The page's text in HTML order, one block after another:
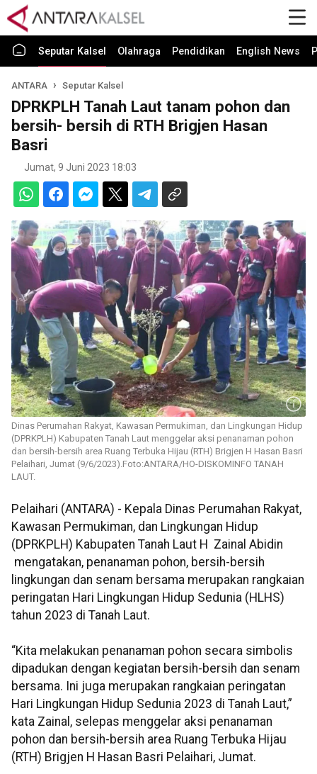
Seputar Kalsel Olahraga Pendidikan English News
ANTARA Seputar Kalsel
DPRKPLH Tanah Laut tanam pohon dan
bersih- bersih di RTH Brigjen Hasan
Basri
Jumat, 9 Juni 2023 18:03
Dinas Perumahan Rakyat, Kawasan Permukiman, dan Lingkungan Hidup
(DPRKPLH) Kabupaten Tanah Laut menggelar aksi penanaman pohon
dan bersih-bersih area Ruang Terbuka Hijau (RTH) Brigjen H Hasan Basri
Pelaihari, Jumat (9/6/2023).Foto:ANTARA/HO-DISKOMINFO TANAH
LAUT.
Pelaihari (ANTARA) - Kepala Dinas Perumahan Rakyat,
Kawasan Permukiman, dan Lingkungan Hidup
(DPRKPLH) Kabupaten Tanah Laut H Zainal Abidin
mengatakan, penanaman pohon, bersih-bersih
lingkungan dan senam bersama merupakan rangkaian
peringatan Hari Lingkungan Hidup Sedunia (HLHS)
tahun 2023 di Tanah Laut.
“Kita melakukan penanaman pohon secara simbolis
dipadukan dengan kegiatan bersih-bersih dan senam
bersama. Ini juga merupakan rangkaian peringatan
Hari Lingkungan Hidup Sedunia 2023 di Tanah Laut,”
kata Zainal, selepas menggelar aksi penanaman
pohon dan bersih-bersih area Ruang Terbuka Hijau
(RTH) Brigjen H Hasan Basri Pelaihari, Jumat.